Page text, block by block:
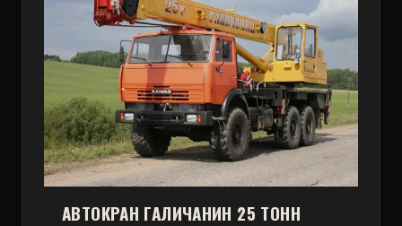
АВТОКРАН ГАЛИЧАНИН 25 ТОНН